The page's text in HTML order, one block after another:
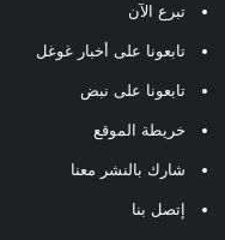
تبرع الآن
تابعونا على أخبار غوغل
تابعونا على نبض
خريطة الموقع
شارك بالنشر معنا
إتصل بنا